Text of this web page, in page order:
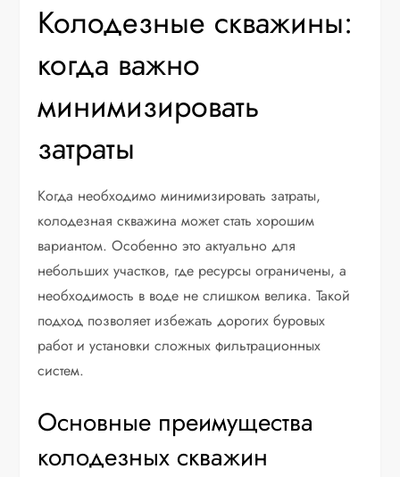
Колодезные скважины:
когда важно
минимизировать
затраты
Когда необходимо минимизировать затраты,
колодезная скважина может стать хорошим
вариантом. Особенно это актуально для
небольших участков, где ресурсы ограничены, а
необходимость в воде не слишком велика. Такой
подход позволяет избежать дорогих буровых
работ и установки сложных фильтрационных
систем.
Основные преимущества
колодезных скважин